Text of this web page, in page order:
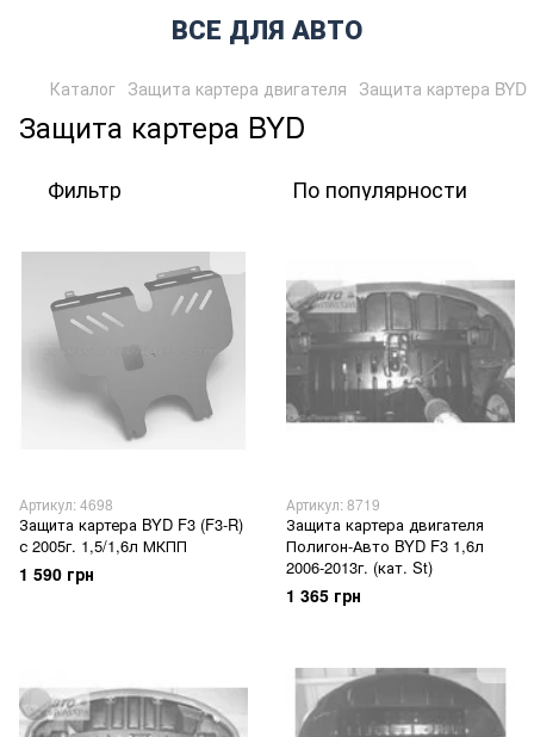
ВСЕ ДЛЯ АВТО
Каталог Защита картера двигателя Защита картера BYD
Защита картера BYD
Фильтр По популярности
Артикул: 4698
Защита картера BYD F3 (F3-R)
с 2005г. 1,5/1,6л МКПП
1 590 грн
Артикул: 8719
Защита картера двигателя
Полигон-Авто BYD F3 1,6л
2006-2013г. (кат. St)
1 365 грн